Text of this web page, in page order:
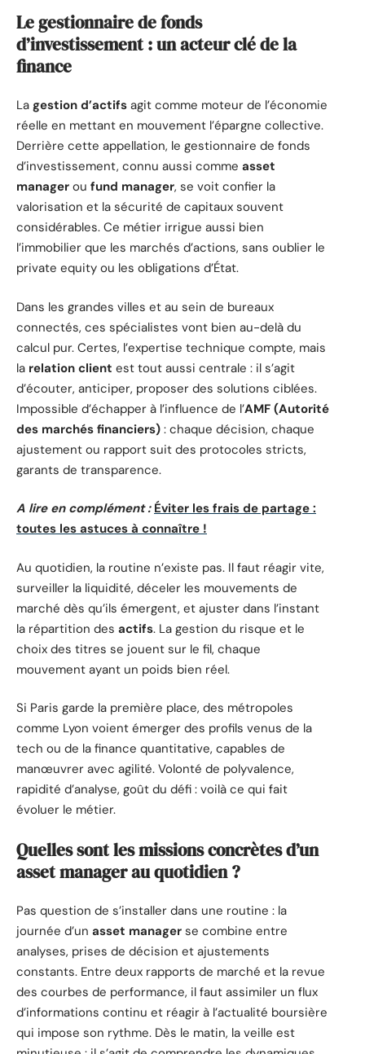
Le gestionnaire de fonds
d’investissement : un acteur clé de la
finance
La gestion d’actifs agit comme moteur de l’économie
réelle en mettant en mouvement l’épargne collective.
Derrière cette appellation, le gestionnaire de fonds
d’investissement, connu aussi comme asset
manager ou fund manager, se voit confier la
valorisation et la sécurité de capitaux souvent
considérables. Ce métier irrigue aussi bien
l’immobilier que les marchés d’actions, sans oublier le
private equity ou les obligations d’État.
Dans les grandes villes et au sein de bureaux
connectés, ces spécialistes vont bien au-delà du
calcul pur. Certes, l’expertise technique compte, mais
la relation client est tout aussi centrale : il s’agit
d’écouter, anticiper, proposer des solutions ciblées.
Impossible d’échapper à l’influence de l’AMF (Autorité
des marchés financiers) : chaque décision, chaque
ajustement ou rapport suit des protocoles stricts,
garants de transparence.
A lire en complément : Éviter les frais de partage :
toutes les astuces à connaître !
Au quotidien, la routine n’existe pas. Il faut réagir vite,
surveiller la liquidité, déceler les mouvements de
marché dès qu’ils émergent, et ajuster dans l’instant
la répartition des actifs. La gestion du risque et le
choix des titres se jouent sur le fil, chaque
mouvement ayant un poids bien réel.
Si Paris garde la première place, des métropoles
comme Lyon voient émerger des profils venus de la
tech ou de la finance quantitative, capables de
manœuvrer avec agilité. Volonté de polyvalence,
rapidité d’analyse, goût du défi : voilà ce qui fait
évoluer le métier.
Quelles sont les missions concrètes d’un
asset manager au quotidien ?
Pas question de s’installer dans une routine : la
journée d’un asset manager se combine entre
analyses, prises de décision et ajustements
constants. Entre deux rapports de marché et la revue
des courbes de performance, il faut assimiler un flux
d’informations continu et réagir à l’actualité boursière
qui impose son rythme. Dès le matin, la veille est